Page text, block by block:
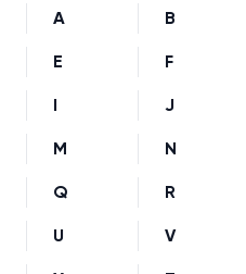
A B
E F
I J
M N
Q R
U V